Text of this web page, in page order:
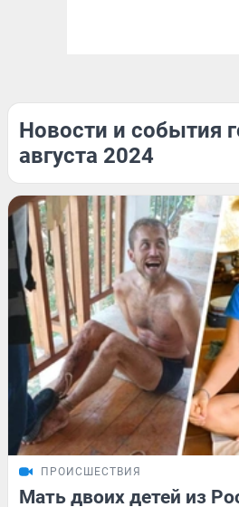
Новости и события
августа 2024
ПРОИСШЕСТВИЯ
Мать двоих детей из